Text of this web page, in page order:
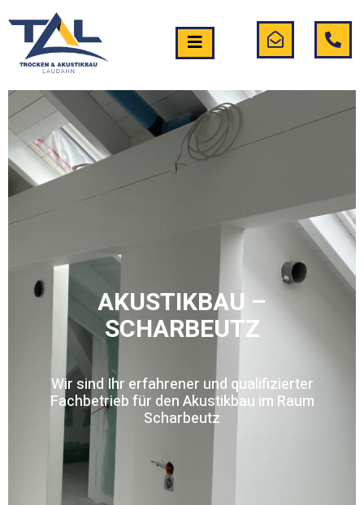
AKUSTIKBAU –
SCHARBEUTZ
Wir sind Ihr erfahrener und qualifizierter
Fachbetrieb für den Akustikbau im Raum
Scharbeutz